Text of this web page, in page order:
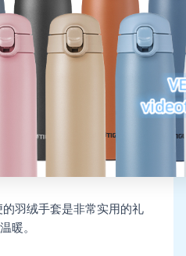
羽绒手套是非常实用的礼
暖。